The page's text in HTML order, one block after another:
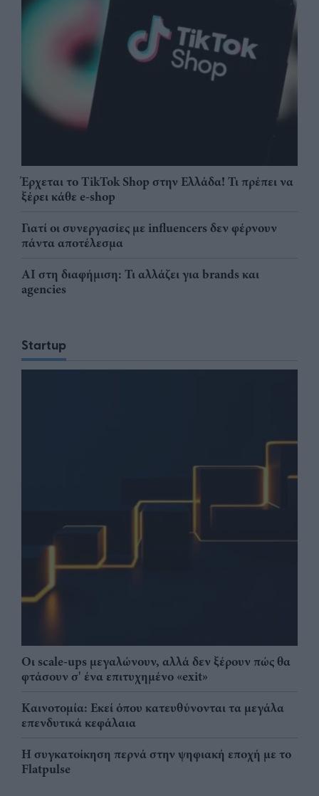
Έρχεται το TikTok Shop στην Ελλάδα! Τι πρέπει να
ξέρει κάθε e-shop
Γιατί οι συνεργασίες με influencers δεν φέρνουν
πάντα αποτέλεσμα
AI στη διαφήμιση: Τι αλλάζει για brands και
agencies
Startup
Οι scale-ups μεγαλώνουν, αλλά δεν ξέρουν πώς θα
φτάσουν σ' ένα επιτυχημένο «exit»
Καινοτομία: Εκεί όπου κατευθύνονται τα μεγάλα
επενδυτικά κεφάλαια
Η συγκατοίκηση περνά στην ψηφιακή εποχή με το
Flatpulse